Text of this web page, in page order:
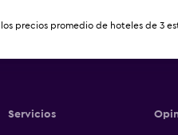
Servicios
los precios promedio de hoteles de 3